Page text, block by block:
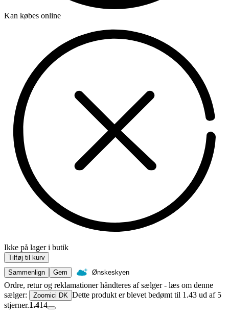
Kan købes online
Ikke på lager i butik
Tilføj til kurv
Sammenlign
Gem Ønskeskyen
Ordre, retur og reklamationer håndteres af sælger - læs om denne
sælger:
Zoomici DK Dette produkt er blevet bedømt til 1.43 ud af 5
stjerner.1.414